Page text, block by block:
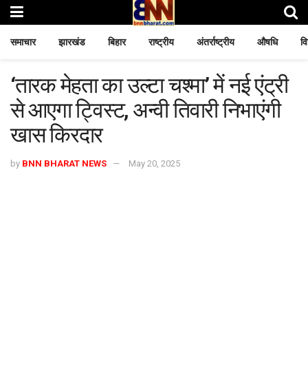
समाचार झारखंड बिहार राष्ट्रीय अंतर्राष्ट्रीय औषधि
‘तारक मेहता का उल्टा चश्मा’ में नई एंट्री
से आएगा ट्विस्ट, अन्वी तिवारी निभाएंगी
खास किरदार
by BNN BHARAT NEWS May 20, 2025